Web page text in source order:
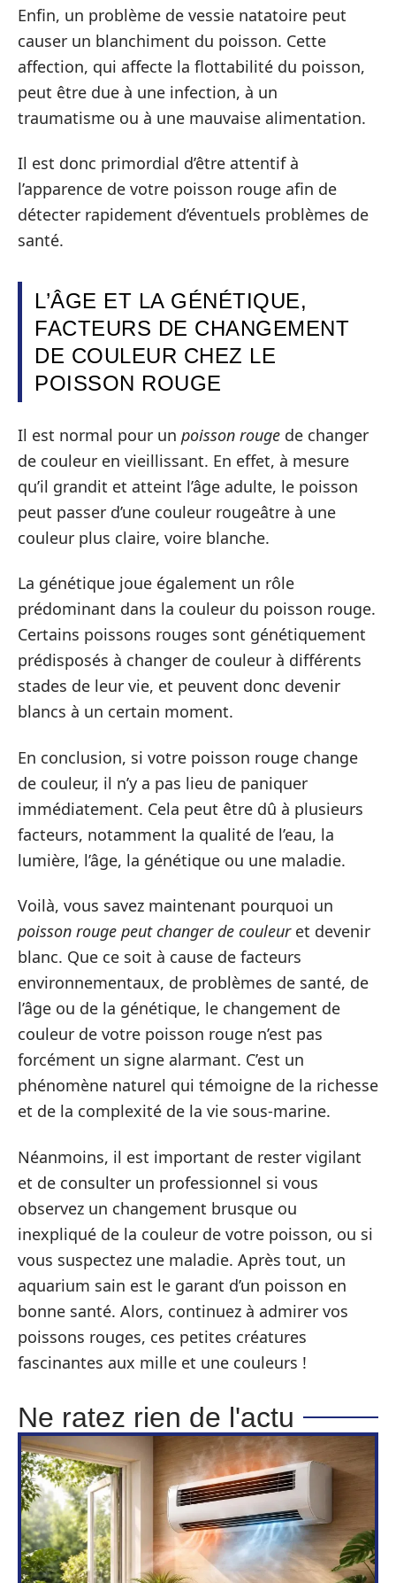
Enfin, un problème de vessie natatoire peut
causer un blanchiment du poisson. Cette
affection, qui affecte la flottabilité du poisson,
peut être due à une infection, à un
traumatisme ou à une mauvaise alimentation.
Il est donc primordial d’être attentif à
l’apparence de votre poisson rouge afin de
détecter rapidement d’éventuels problèmes de
santé.
L’ÂGE ET LA GÉNÉTIQUE,
FACTEURS DE CHANGEMENT
DE COULEUR CHEZ LE
POISSON ROUGE
Il est normal pour un poisson rouge de changer
de couleur en vieillissant. En effet, à mesure
qu’il grandit et atteint l’âge adulte, le poisson
peut passer d’une couleur rougeâtre à une
couleur plus claire, voire blanche.
La génétique joue également un rôle
prédominant dans la couleur du poisson rouge.
Certains poissons rouges sont génétiquement
prédisposés à changer de couleur à différents
stades de leur vie, et peuvent donc devenir
blancs à un certain moment.
En conclusion, si votre poisson rouge change
de couleur, il n’y a pas lieu de paniquer
immédiatement. Cela peut être dû à plusieurs
facteurs, notamment la qualité de l’eau, la
lumière, l’âge, la génétique ou une maladie.
Voilà, vous savez maintenant pourquoi un
poisson rouge peut changer de couleuret devenir
blanc. Que ce soit à cause de facteurs
environnementaux, de problèmes de santé, de
l’âge ou de la génétique, le changement de
couleur de votre poisson rouge n’est pas
forcément un signe alarmant. C’est un
phénomène naturel qui témoigne de la richesse
et de la complexité de la vie sous-marine.
Néanmoins, il est important de rester vigilant
et de consulter un professionnel si vous
observez un changement brusque ou
inexpliqué de la couleur de votre poisson, ou si
vous suspectez une maladie. Après tout, un
aquarium sain est le garant d’un poisson en
bonne santé. Alors, continuez à admirer vos
poissons rouges, ces petites créatures
fascinantes aux mille et une couleurs !
Ne ratez rien de l'actu